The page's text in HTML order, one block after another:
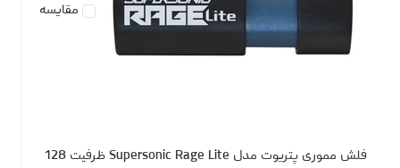
مقایسه
فلش مموری پتریوت مدل Supersonic Rage Lite ظرفیت 128